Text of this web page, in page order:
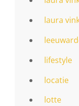
laura
lifestyle
locatie
lotte